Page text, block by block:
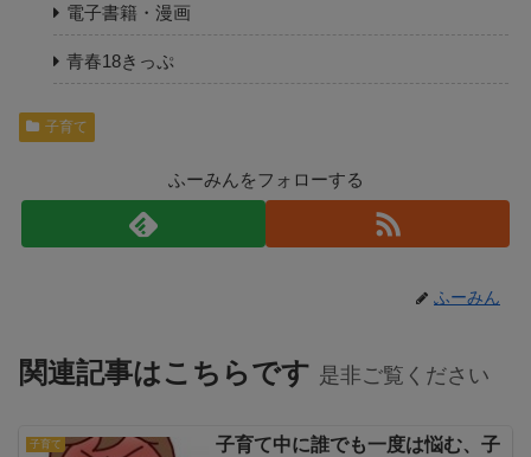
電子書籍・漫画
青春18きっぷ
子育て
ふーみんをフォローする
ふーみん
関連記事はこちらです 是非ご覧ください
子育て
子育て中に誰でも一度は悩む、子